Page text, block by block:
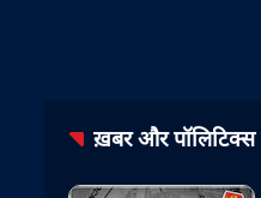
ख़बर और पॉलिटिक्स